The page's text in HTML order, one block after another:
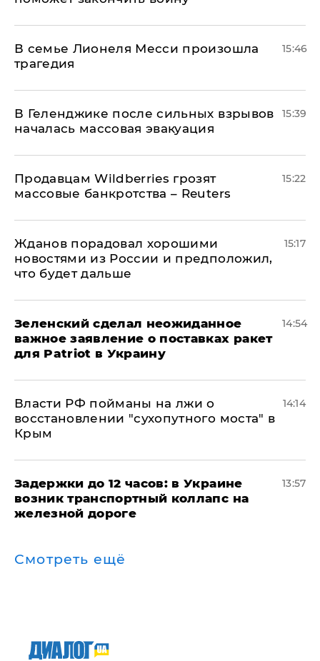
В семье Лионеля Месси произошла
трагедия
15:46
В Геленджике после сильных взрывов
началась массовая эвакуация
15:39
Продавцам Wildberries грозят
массовые банкротства – Reuters
15:22
Жданов порадовал хорошими
новостями из России и предположил,
что будет дальше
15:17
Зеленский сделал неожиданное
важное заявление о поставках ракет
для Patriot в Украину
14:54
Власти РФ пойманы на лжи о
восстановлении "сухопутного моста" в
Крым
14:14
Задержки до 12 часов: в Украине
возник транспортный коллапс на
железной дороге
13:57
Смотреть ещё